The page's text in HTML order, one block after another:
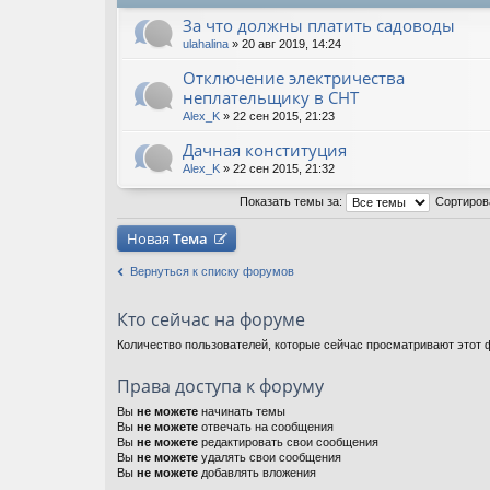
За что должны платить садоводы
ulahalina » 20 авг 2019, 14:24
Отключение электричества
неплательщику в СНТ
Alex_K » 22 сен 2015, 21:23
Дачная конституция
Alex_K » 22 сен 2015, 21:32
Показать темы за:
Новая Тема
Вернуться к списку форумов
Кто сейчас на форуме
Количество пользователей, которые сейчас просматривают
Права доступа к форуму
Вы не можете начинать темы
Вы не можете отвечать на сообщения
Вы не можете редактировать свои сообщения
Вы не можете удалять свои сообщения
Вы не можете добавлять вложения